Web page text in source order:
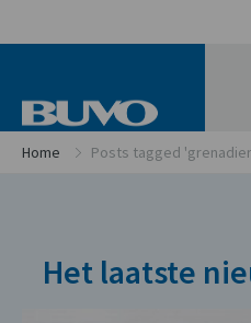
Home Posts tagged
Het laatste